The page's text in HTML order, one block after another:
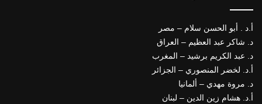
أ.د . أبو الحسن سلام – مصر
د. شاكر عبد العظيم – العراق
د. عبد الكريم برشيد – المغرب
أ.د. لخضر المنصوري – الجزائر
د. مروة مهدي – ألمانيا
أ.د. هشام زين الدين – لبنان